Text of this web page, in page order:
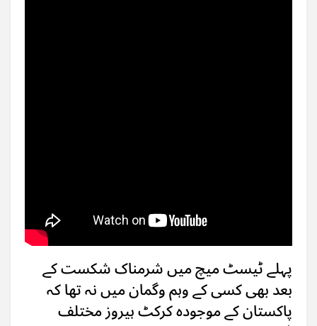
پہلے ٹیسٹ میچ میں شرمناک شکست کے
بعد بھی کسی کے وہم وگمان میں نہ تھا کہ
پاکستان کے موجودہ کرکٹ ہیروز مختلف